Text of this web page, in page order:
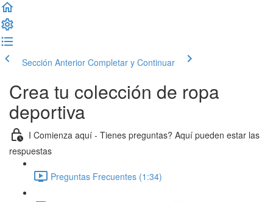
Sección Anterior Completar y Continuar
Crea tu colección de ropa
deportiva
I Comienza aquí - Tienes preguntas? Aquí pueden estar las
respuestas
Preguntas Frecuentes (1:34)